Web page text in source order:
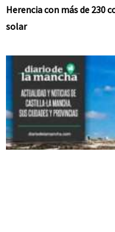
Herencia con más de 230
solar